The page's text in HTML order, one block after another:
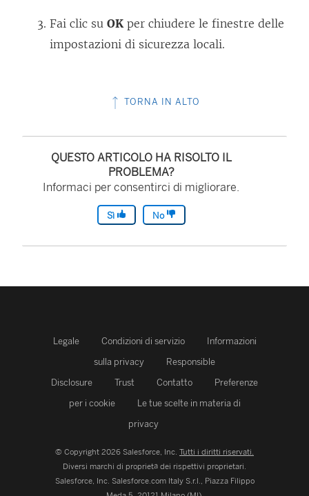
Fai clic su OK per chiudere le finestre delle
impostazioni di sicurezza locali.
TORNA IN ALTO
QUESTO ARTICOLO HA RISOLTO IL
PROBLEMA?
Informaci per consentirci di migliorare.
Sì No
Legale Condizioni di servizio
Informazioni
sulla privacy
Responsible
Disclosure
Trust Contatto
Preferenze
per i cookie
Le tue scelte in materia di
privacy
© Copyright 2026 Salesforce, Inc. Tutti i diritti riservati.
Diversi marchi di proprietà dei rispettivi proprietari.
Salesforce, Inc. Salesforce.com Italy S.r.l., Piazza Filippo